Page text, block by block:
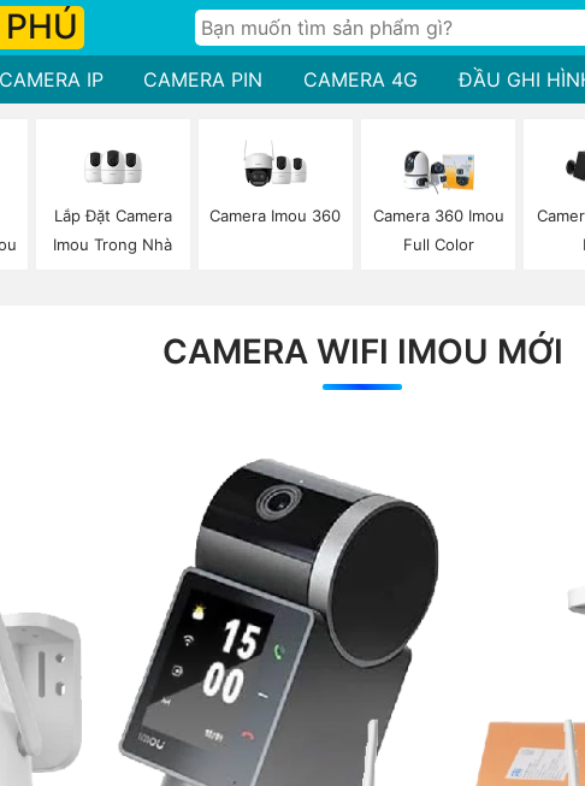
CAMERA IP CAMERA PIN CAMERA 4G ĐẦU GHI
Lắp Đặt Camera
Imou Trong Nhà
Camera Imou 360
Camera 360 Imou
Full Color
CAMERA WIFI IMOU MỚI